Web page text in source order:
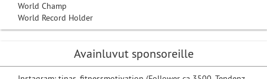
World Champ
World Record Holder
Avainluvut sponsoreille